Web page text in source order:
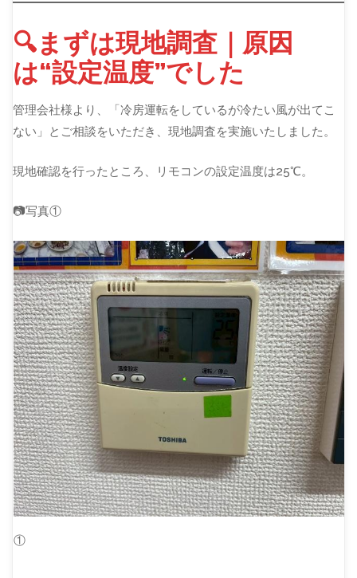
🔍まずは現地調査｜原因
は“設定温度”でした
管理会社様より、「冷房運転をしているが冷たい風が出てこ
ない」とご相談をいただき、現地調査を実施いたしました。
現地確認を行ったところ、リモコンの設定温度は25℃。
📷写真①
①